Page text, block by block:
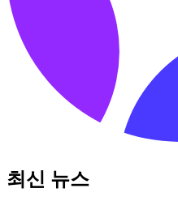
최신 뉴스